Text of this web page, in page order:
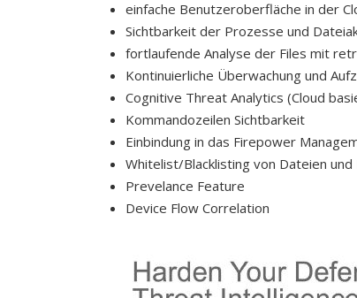
einfache Benutzeroberfläche in der
Sichtbarkeit der Prozesse und
fortlaufende Analyse der Files mit
Kontinuierliche Überwachung und
Cognitive Threat Analytics (Cloud
Kommandozeilen Sichtbarkeit
Einbindung in das Firepower
Whitelist/Blacklisting von Dateien
Prevelance Feature
Device Flow Correlation